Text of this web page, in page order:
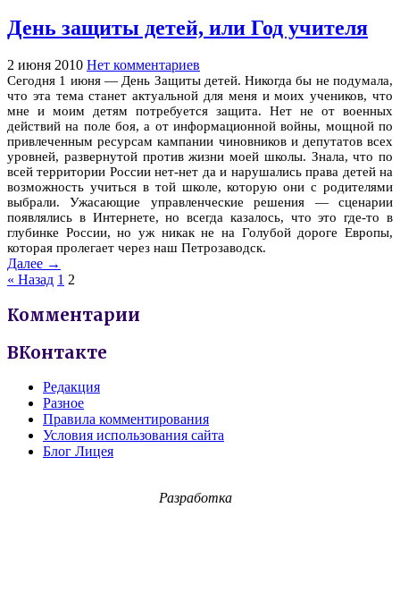
День защиты детей, или Год учителя
2 июня 2010 Нет комментариев
Сегодня 1 июня — День Защиты детей. Никогда бы не подумала,
что эта тема станет актуальной для меня и моих учеников, что
мне и моим детям потребуется защита. Нет не от военных
действий на поле боя, а от информационной войны, мощной по
привлеченным ресурсам кампании чиновников и депутатов всех
уровней, развернутой против жизни моей школы. Знала, что по
всей территории России нет-нет да и нарушались права детей на
возможность учиться в той школе, которую они с родителями
выбрали. Ужасающие управленческие решения — сценарии
появлялись в Интернете, но всегда казалось, что это где-то в
глубинке России, но уж никак не на Голубой дороге Европы,
которая пролегает через наш Петрозаводск.
Далее →
« Назад 1 2
Комментарии
ВКонтакте
Редакция
Разное
Правила комментирования
Условия использования сайта
Блог Лицея
Разработка